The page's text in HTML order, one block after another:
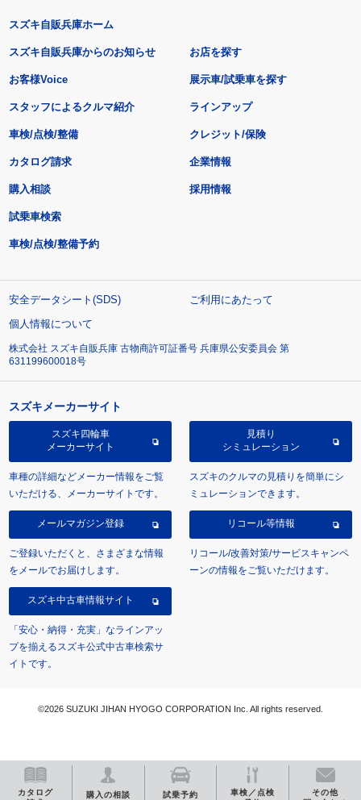
カタログ
購入の相談 試乗予約
車検／点検
その他
スズキ自販兵庫ホーム
スズキ自販兵庫からのお知らせ
お客様Voice
スタッフによるクルマ紹介
お店を探す
展示車/試乗車を探す
ラインアップ
車検/点検/整備 クレジット/保険
カタログ請求
購入相談
試乗車検索
車検/点検/整備予約
企業情報
採用情報
安全データシート(SDS)
ご利用にあたって
個人情報について
株式会社 スズキ自販兵庫 古物商許可証番号 兵庫県公安委員会 第
631199600018号
スズキメーカーサイト
スズキ四輪車
メーカーサイト
車種の詳細などメーカー情報をご覧
いただける、メーカーサイトです。
見積り
シミュレーション
スズキのクルマの見積りを簡単にシ
ミュレーションできます。
メールマガジン登録
ご登録いただくと、さまざまな情報
をメールでお届けします。
リコール等情報
リコール/改善対策/サービスキャンペ
ーンの情報をご覧いただけます。
スズキ中古車情報サイト
「安心・納得・充実」なラインアッ
プを揃えるスズキ公式中古車検索サ
イトです。
©2026 SUZUKI JIHAN HYOGO CORPORATION Inc. All rights reserved.